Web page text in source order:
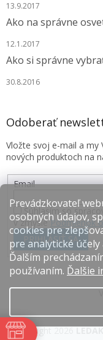
Prevádzkovateľ
osobných údajov,
cookies pre
pre analytické
Ďalším
používaním. Ďalšie
13.9.2017
Ako na správne
12.1.2017
Ako si správne
30.8.2016
Odoberať
Vložte svoj e-mail a my
nových produktoch na
Email
Súhlasím so
v zmysle Podmienok
PRIHLÁSIŤ SA
Copyright 2026